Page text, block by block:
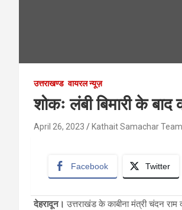
उत्तराखण्ड वायरल न्यूज़
शोकः लंबी बिमारी के
April 26, 2023 Kathait Samachar Team
Facebook Twitter
देहरादून। उत्तराखंड के काबीना मंत्री चंदन